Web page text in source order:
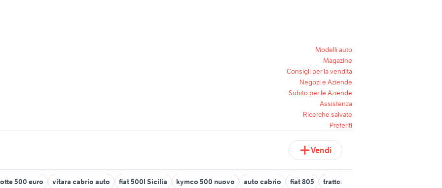
Modelli auto
Magazine
Consigli per la vendita
Negozi e Aziende
Subito per le Aziende
Assistenza
Ricerche salvate
Preferiti
Vendi
500 euro vitara cabrio auto fiat 500l Sicilia kymco 500 nuovo auto cabrio fiat 805 trattore fiat 600